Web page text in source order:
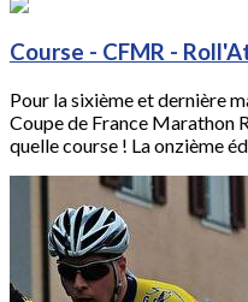
Course - CFMR -
Pour la sixième et dernière
Coupe de France Marathon
quelle course ! La onzième